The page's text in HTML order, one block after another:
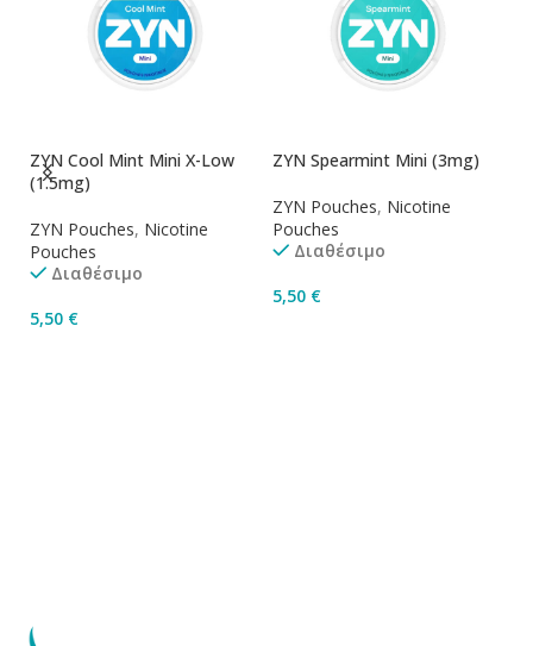
ZYN Cool Mint Mini X-Low
(1.5mg)
ZYN Pouches, Nicotine
Pouches
Διαθέσιμο
5,50 €
ZYN Spearmint Mini (3mg)
ZYN Pouches, Nicotine
Pouches
Διαθέσιμο
5,50 €